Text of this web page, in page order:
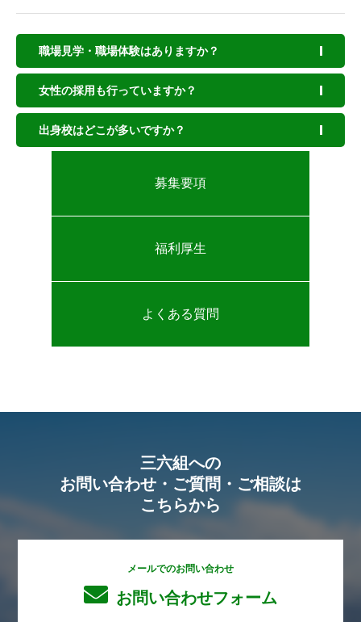
わたしたちの仕事 BUSINESS
職場見学・職場体験はありますか？
女性の採用も行っていますか？
出身校はどこが多いですか？
募集要項
福利厚生
よくある質問
三六組への
お問い合わせ・ご質問・ご相談は
こちらから
メールでのお問い合わせ
お問い合わせフォーム